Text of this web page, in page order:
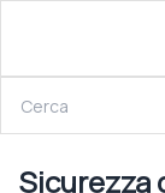
Sicurezza